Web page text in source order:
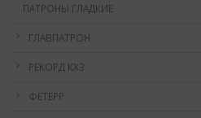
ПАТРОНЫ ГЛАДКИЕ
ГЛАВПАТРОН
РЕКОРД КХЗ
ФЕТЕРР